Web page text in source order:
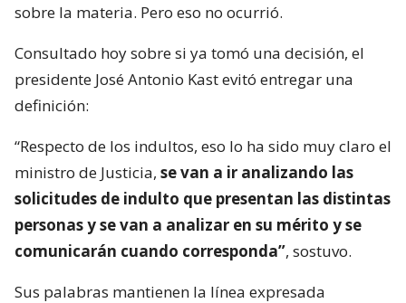
sobre la materia. Pero eso no ocurrió.
Consultado hoy sobre si ya tomó una decisión, el
presidente José Antonio Kast evitó entregar una
definición:
“Respecto de los indultos, eso lo ha sido muy claro el
ministro de Justicia, se van a ir analizando las
solicitudes de indulto que presentan las distintas
personas y se van a analizar en su mérito y se
comunicarán cuando corresponda”, sostuvo.
Sus palabras mantienen la línea expresada